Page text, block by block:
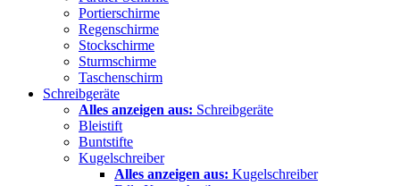
Portierschirme
Regenschirme
Stockschirme
Sturmschirme
Taschenschirm
Schreibgeräte
Alles anzeigen aus: Schreibgeräte
Bleistift
Buntstifte
Kugelschreiber
Alles anzeigen aus: Kugelschreiber